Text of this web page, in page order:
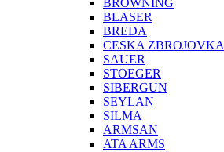
BROWNING
BLASER
BREDA
CESKA ZBROJOVKA
SAUER
STOEGER
SIBERGUN
SEYLAN
SILMA
ARMSAN
ATA ARMS